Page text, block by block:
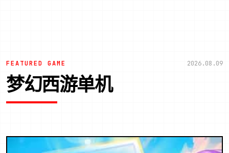
FEATURED GAME 2026.08.09
梦幻西游单机